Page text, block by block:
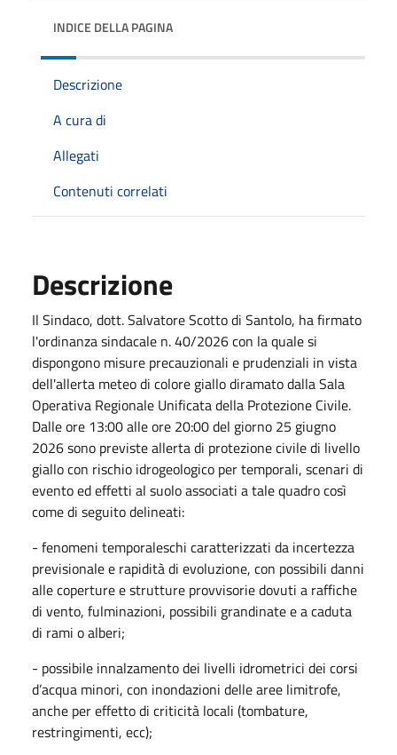
INDICE DELLA PAGINA
Descrizione
A cura di
Allegati
Contenuti correlati
Descrizione
Il Sindaco, dott. Salvatore Scotto di Santolo, ha firmato
l'ordinanza sindacale n. 40/2026 con la quale si
dispongono misure precauzionali e prudenziali in vista
dell'allerta meteo di colore giallo diramato dalla Sala
Operativa Regionale Unificata della Protezione Civile.
Dalle ore 13:00 alle ore 20:00 del giorno 25 giugno
2026 sono previste allerta di protezione civile di livello
giallo con rischio idrogeologico per temporali, scenari di
evento ed effetti al suolo associati a tale quadro così
come di seguito delineati:
- fenomeni temporaleschi caratterizzati da incertezza
previsionale e rapidità di evoluzione, con possibili danni
alle coperture e strutture provvisorie dovuti a raffiche
di vento, fulminazioni, possibili grandinate e a caduta
di rami o alberi;
- possibile innalzamento dei livelli idrometrici dei corsi
d’acqua minori, con inondazioni delle aree limitrofe,
anche per effetto di criticità locali (tombature,
restringimenti, ecc);